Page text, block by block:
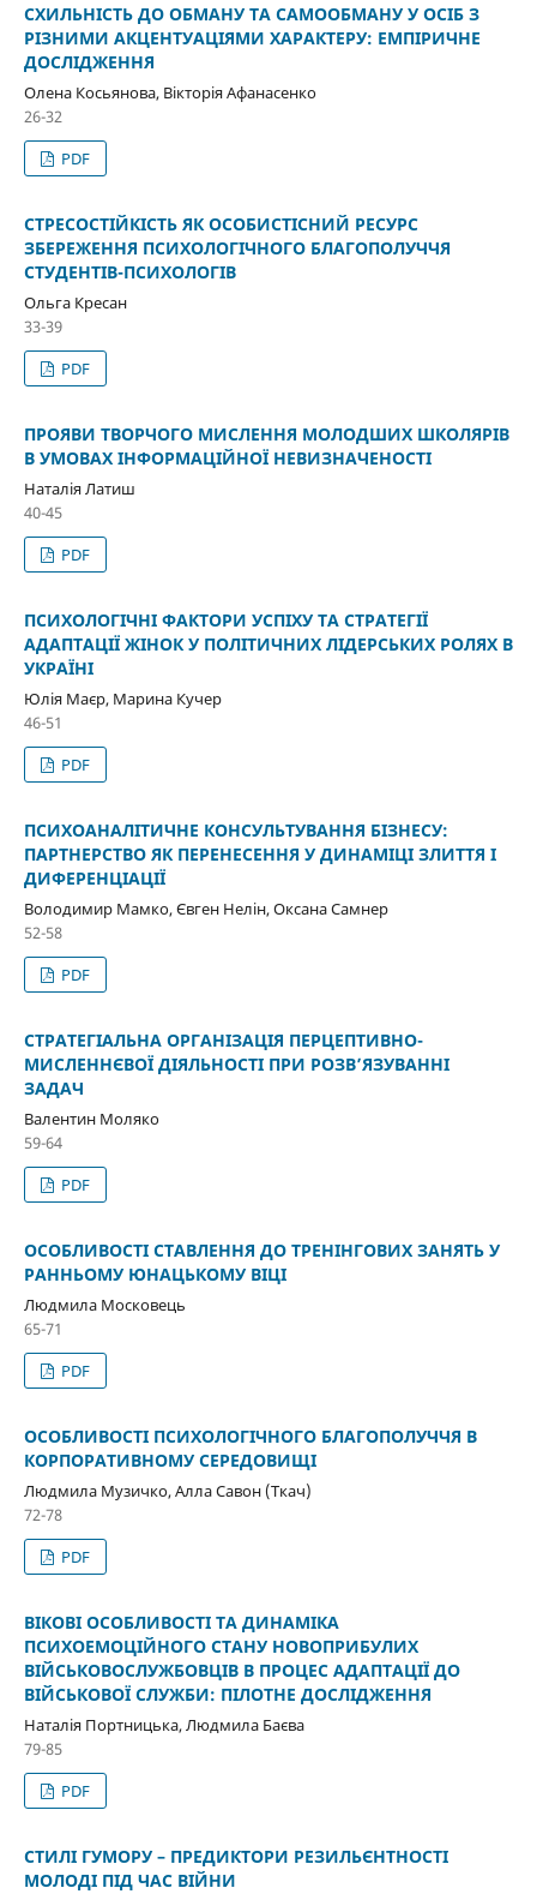
СХИЛЬНІСТЬ ДО ОБМАНУ ТА САМООБМАНУ У ОСІБ З
РІЗНИМИ АКЦЕНТУАЦІЯМИ ХАРАКТЕРУ: ЕМПІРИЧНЕ
ДОСЛІДЖЕННЯ
Олена Косьянова, Вікторія Афанасенко
26-32
PDF
СТРЕСОСТІЙКІСТЬ ЯК ОСОБИСТІСНИЙ РЕСУРС
ЗБЕРЕЖЕННЯ ПСИХОЛОГІЧНОГО БЛАГОПОЛУЧЧЯ
СТУДЕНТІВ-ПСИХОЛОГІВ
Ольга Кресан
33-39
PDF
ПРОЯВИ ТВОРЧОГО МИСЛЕННЯ МОЛОДШИХ ШКОЛЯРІВ
В УМОВАХ ІНФОРМАЦІЙНОЇ НЕВИЗНАЧЕНОСТІ
Наталія Латиш
40-45
PDF
ПСИХОЛОГІЧНІ ФАКТОРИ УСПІХУ ТА СТРАТЕГІЇ
АДАПТАЦІЇ ЖІНОК У ПОЛІТИЧНИХ ЛІДЕРСЬКИХ РОЛЯХ В
УКРАЇНІ
Юлія Маєр, Марина Кучер
46-51
PDF
ПСИХОАНАЛІТИЧНЕ КОНСУЛЬТУВАННЯ БІЗНЕСУ:
ПАРТНЕРСТВО ЯК ПЕРЕНЕСЕННЯ У ДИНАМІЦІ ЗЛИТТЯ І
ДИФЕРЕНЦІАЦІЇ
Володимир Мамко, Євген Нелін, Оксана Самнер
52-58
PDF
СТРАТЕГІАЛЬНА ОРГАНІЗАЦІЯ ПЕРЦЕПТИВНО-
МИСЛЕННЄВОЇ ДІЯЛЬНОСТІ ПРИ РОЗВ’ЯЗУВАННІ
ЗАДАЧ
Валентин Моляко
59-64
PDF
ОСОБЛИВОСТІ СТАВЛЕННЯ ДО ТРЕНІНГОВИХ ЗАНЯТЬ У
РАННЬОМУ ЮНАЦЬКОМУ ВІЦІ
Людмила Московець
65-71
PDF
ОСОБЛИВОСТІ ПСИХОЛОГІЧНОГО БЛАГОПОЛУЧЧЯ В
КОРПОРАТИВНОМУ СЕРЕДОВИЩІ
Людмила Музичко, Алла Савон (Ткач)
72-78
PDF
ВІКОВІ ОСОБЛИВОСТІ ТА ДИНАМІКА
ПСИХОЕМОЦІЙНОГО СТАНУ НОВОПРИБУЛИХ
ВІЙСЬКОВОСЛУЖБОВЦІВ В ПРОЦЕС АДАПТАЦІЇ ДО
ВІЙСЬКОВОЇ СЛУЖБИ: ПІЛОТНЕ ДОСЛІДЖЕННЯ
Наталія Портницька, Людмила Баєва
79-85
PDF
СТИЛІ ГУМОРУ – ПРЕДИКТОРИ РЕЗИЛЬЄНТНОСТІ
МОЛОДІ ПІД ЧАС ВІЙНИ